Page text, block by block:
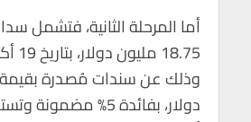
أما المرحلة الثانية، فتشمل